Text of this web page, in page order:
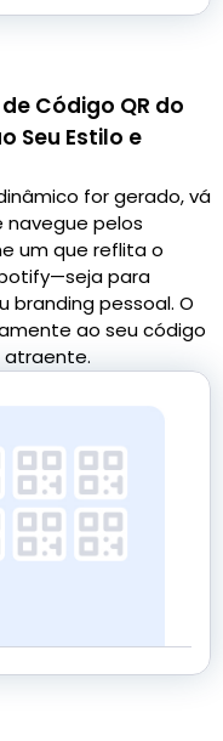
Código QR do
Seu Estilo e
for gerado, vá
navegue pelos
um que reflita o
para
branding pessoal. O
ao seu código
atraente.